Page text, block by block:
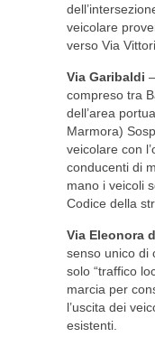
veicolare
verso Via
Via Garibaldi
compreso tra
dell’area
Marmora)
veicolare con
conducenti di
mano i veicoli
Codice della
Via Eleonora
senso unico di
solo “traffico
marcia per
l’uscita dei
esistenti.